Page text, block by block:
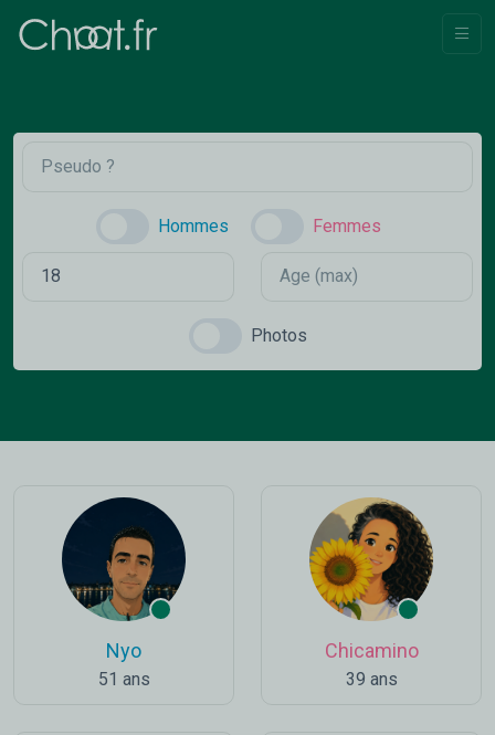
Hommes Femmes
Photos
Nyo
51 ans
Chicamino
39 ans